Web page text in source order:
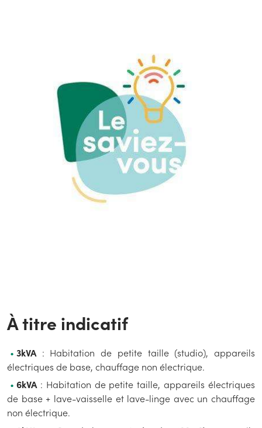
À titre indicatif
3kVA : Habitation de petite taille (studio), appareils
électriques de base, chauffage non électrique.
6kVA : Habitation de petite taille, appareils électriques
de base + lave-vaisselle et lave-linge avec un chauffage
non électrique.